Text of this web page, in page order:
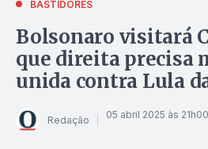
BASTIDORES
Bolsonaro visitará
que direita precisa
unida contra Lula
Redação 05 abril 2025 às 21h00